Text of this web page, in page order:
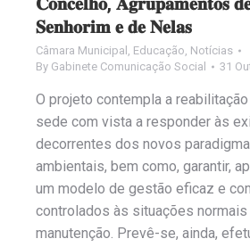
𝐒𝐞𝐧𝐡𝐨𝐫𝐢𝐦 𝐞 𝐝𝐞 𝐍𝐞𝐥𝐚𝐬
Câmara Municipal Educação Notícias
By Gabinete Comunicação Social 31
O projeto contempla a
sede com vista a responder às
decorrentes dos novos
ambientais, bem como, garantir,
um modelo de gestão eficaz e
controlados às situações
manutenção. Prevê-se, ainda,